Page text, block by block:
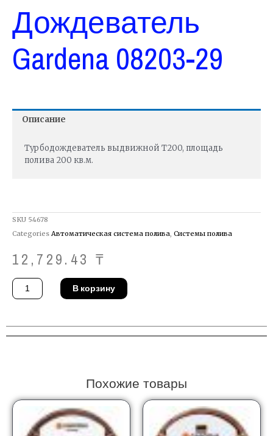
Дождеватель
Gardena 08203-29
Описание
Турбодождеватель выдвижной Т200, площадь
полива 200 кв.м.
SKU 54678
Categories Автоматическая система полива, Системы полива
12,729.43 ₸
Количество
товара
Дождеватель
В корзину
Похожие товары